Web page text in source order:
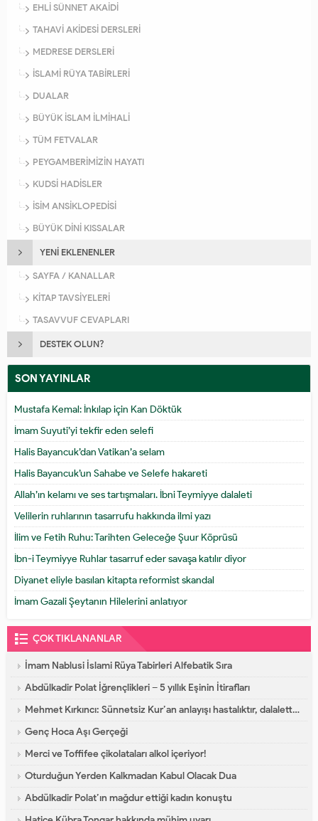
EHLİ SÜNNET AKAİDİ
TAHAVİ AKİDESİ DERSLERİ
MEDRESE DERSLERİ
İSLAMİ RÜYA TABİRLERİ
DUALAR
BÜYÜK İSLAM İLMİHALİ
TÜM FETVALAR
PEYGAMBERİMİZİN HAYATI
KUDSİ HADİSLER
İSİM ANSİKLOPEDİSİ
BÜYÜK DİNİ KISSALAR
YENİ EKLENENLER
SAYFA / KANALLAR
KİTAP TAVSİYELERİ
TASAVVUF CEVAPLARI
DESTEK OLUN?
SON YAYINLAR
Mustafa Kemal: İnkılap için Kan Döktük
İmam Suyuti’yi tekfir eden selefi
Halis Bayancuk’dan Vatikan’a selam
Halis Bayancuk’un Sahabe ve Selefe hakareti
Allah’ın kelamı ve ses tartışmaları. İbni Teymiyye dalaleti
Velilerin ruhlarının tasarrufu hakkında ilmi yazı
İlim ve Fetih Ruhu: Tarihten Geleceğe Şuur Köprüsü
İbn-i Teymiyye Ruhlar tasarruf eder savaşa katılır diyor
Diyanet eliyle basılan kitapta reformist skandal
İmam Gazali Şeytanın Hilelerini anlatıyor
ÇOK TIKLANANLAR
İmam Nablusi İslami Rüya Tabirleri Alfebatik Sıra
Abdülkadir Polat İğrençlikleri – 5 yıllık Eşinin İtirafları
Mehmet Kırkıncı: Sünnetsiz Kur’an anlayışı hastalıktır, dalalettir!
Genç Hoca Aşı Gerçeği
Merci ve Toffifee çikolataları alkol içeriyor!
Oturduğun Yerden Kalkmadan Kabul Olacak Dua
Abdülkadir Polat’ın mağdur ettiği kadın konuştu